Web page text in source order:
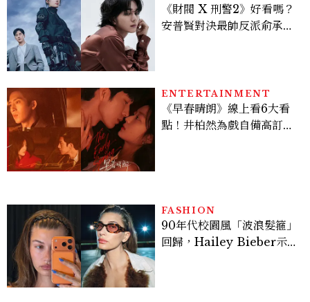
《財閥 X 刑警2》好看嗎？
安普賢對決最帥反派俞承
多大？
ENTERTAINMENT
《早春晴朗》線上看6大看
點！井柏然為戲自備高訂，
FASHION
90年代校園風「波浪髮箍」
回歸，Hailey Bieber示